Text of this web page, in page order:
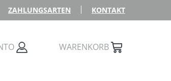
ZAHLUNGSARTEN KONTAKT
WARENKORB